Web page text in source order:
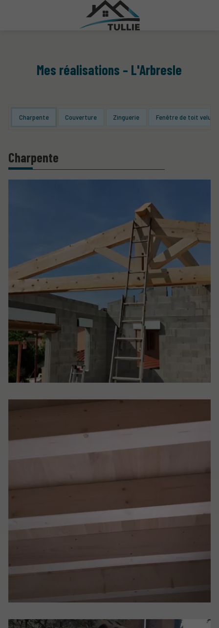
Mes réalisations – L'Arbresle
Charpente Couverture Zinguerie Fenêtre de toit velux
Charpente